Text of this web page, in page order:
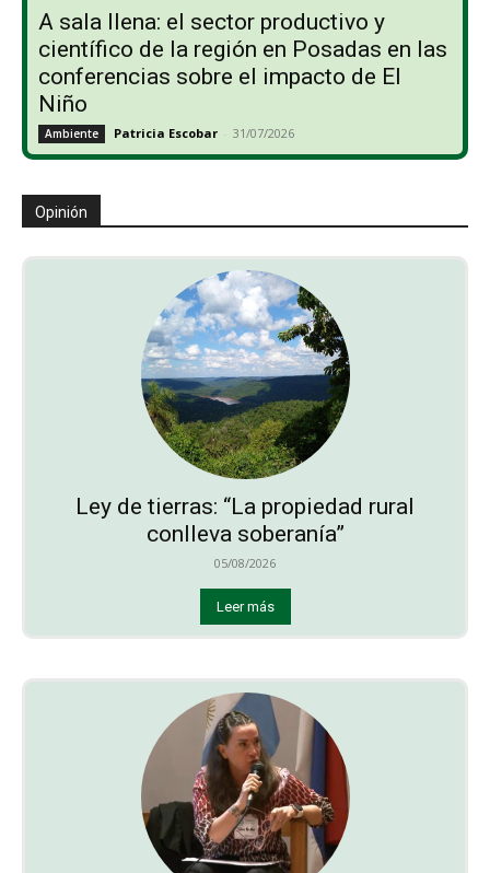
A sala llena: el sector productivo y
científico de la región en Posadas en las
conferencias sobre el impacto de El
Niño
Ambiente Patricia Escobar - 31/07/2026
Opinión
Ley de tierras: “La propiedad rural
conlleva soberanía”
05/08/2026
Leer más